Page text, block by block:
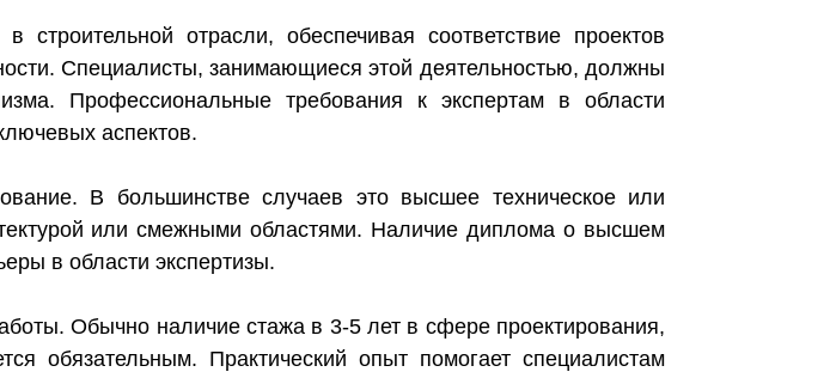
отрасли, обеспечивая соответствие проектов
Специалисты, занимающиеся этой деятельностью, должны
Профессиональные требования к экспертам в области
аспектов.
В большинстве случаев это высшее техническое или
или смежными областями. Наличие диплома о высшем
в области экспертизы.
Обычно наличие стажа в 3-5 лет в сфере проектирования,
обязательным. Практический опыт помогает специалистам